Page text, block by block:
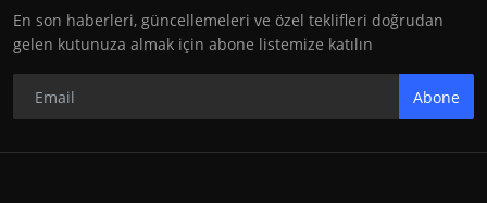
En son haberleri, güncellemeleri ve özel teklifleri doğrudan
gelen kutunuza almak için abone listemize katılın
Abone